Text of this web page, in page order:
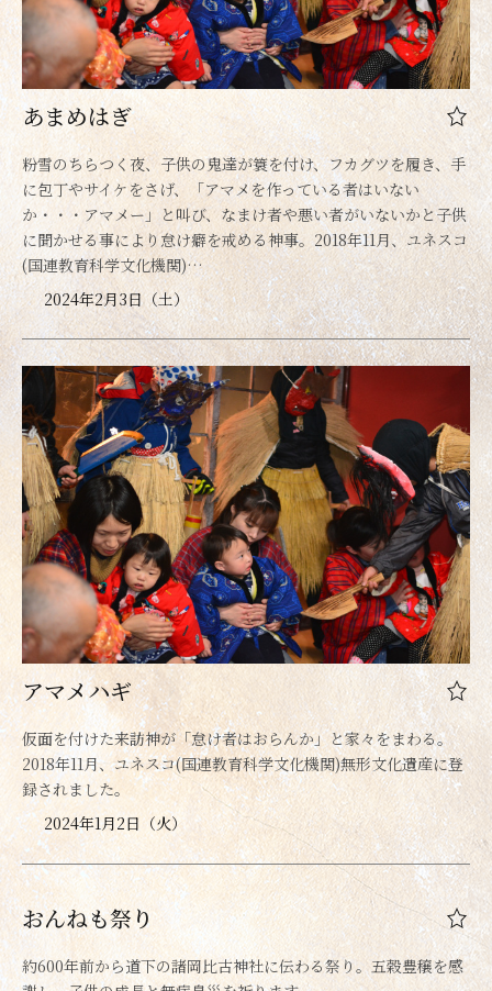
あまめはぎ
粉雪のちらつく夜、子供の鬼達が簑を付け、フカグツを履き、手
に包丁やサイケをさげ、「アマメを作っている者はいない
か・・・アマメー」と叫び、なまけ者や悪い者がいないかと子供
に聞かせる事により怠け癖を戒める神事。2018年11月、ユネスコ
(国連教育科学文化機関)…
2024年2月3日（土）
アマメハギ
仮面を付けた来訪神が「怠け者はおらんか」と家々をまわる。
2018年11月、ユネスコ(国連教育科学文化機関)無形文化遺産に登
録されました。
2024年1月2日（火）
おんねも祭り
約600年前から道下の諸岡比古神社に伝わる祭り。五穀豊穣を感